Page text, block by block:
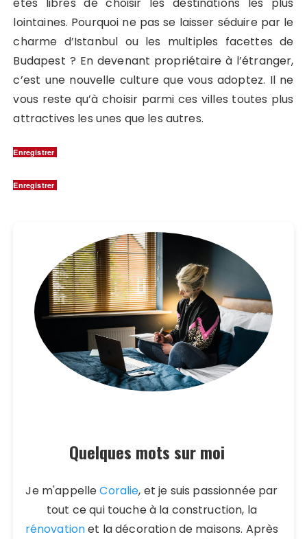
lointaines. Pourquoi ne pas se laisser séduire par le
charme d’Istanbul ou les multiples facettes de
Budapest ? En devenant propriétaire à l’étranger,
c’est une nouvelle culture que vous adoptez. Il ne
vous reste qu’à choisir parmi ces villes toutes plus
attractives les unes que les autres.
Enregistrer
Enregistrer
Quelques mots sur moi
Je m'appelleCoralie, et je suis passionnée par
tout ce qui touche à la construction, la
rénovationet la décoration de maisons. Après